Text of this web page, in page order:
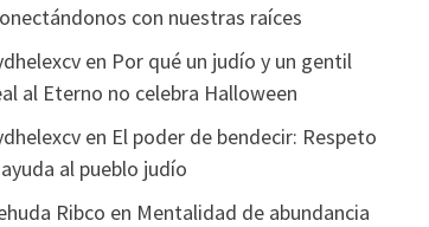
con nuestras raíces
en Por qué un judío y un gentil
al Eterno no celebra Halloween
en El poder de bendecir: Respeto
al pueblo judío
Ribco en Mentalidad de abundancia